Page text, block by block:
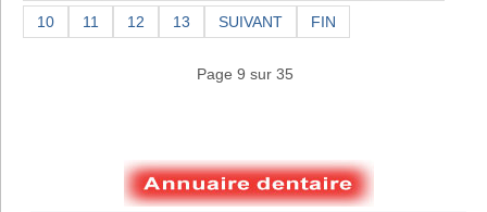
10 11 12 13 SUIVANT FIN
Page 9 sur 35